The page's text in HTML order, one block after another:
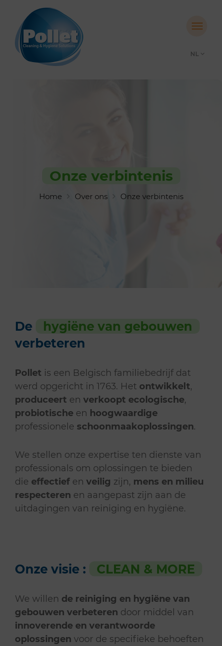
NL
Onze verbintenis
Home Over ons Onze verbintenis
De
hygiëne van gebouwen
verbeteren
Pollet is een Belgisch familiebedrijf dat
werd opgericht in 1763. Het ontwikkelt,
produceert en verkoopt ecologische,
probiotische en hoogwaardige
professionele schoonmaakoplossingen.
We stellen onze expertise ten dienste van
professionals om oplossingen te bieden
die effectief en veilig zijn, mens en milieu
respecteren en aangepast zijn aan de
uitdagingen van reiniging en hygiëne.
Onze visie : CLEAN & MORE
We willen de reiniging en hygiëne van
gebouwen verbeteren door middel van
innoverende en verantwoorde
oplossingen voor de specifieke behoeften